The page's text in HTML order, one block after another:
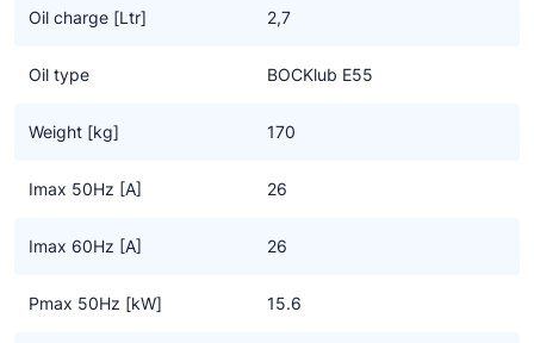
Oil charge [Ltr] 2,7
Oil type BOCKlub E55
Weight [kg] 170
Imax 50Hz [A] 26
Imax 60Hz [A] 26
Pmax 50Hz [kW] 15.6